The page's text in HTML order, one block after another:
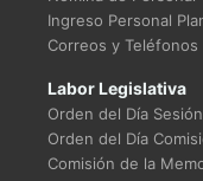
Ingreso Personal
Correos y Teléfonos
Labor Legislativa
Orden del Día Sesión
Orden del Día
Comisión de la